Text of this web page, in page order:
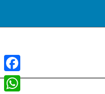
Facebook